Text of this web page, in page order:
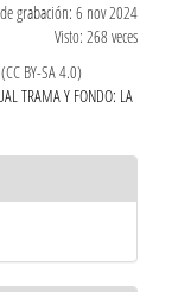
grabación: 6 nov 2024
Visto: 268 veces
BY-SA 4.0)
TRAMA Y FONDO: LA